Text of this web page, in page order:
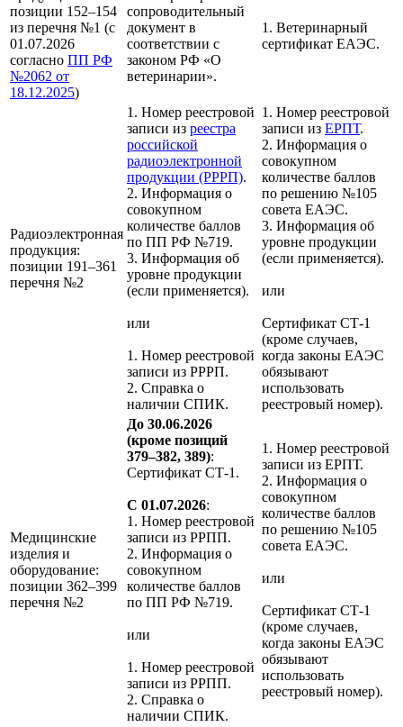
позиции 152–154
из перечня №1 (с
01.07.2026
согласно ПП РФ
№2062 от
18.12.2025)
сопроводительный
документ в
соответствии с
законом РФ «О
ветеринарии».
1. Ветеринарный
сертификат ЕАЭС.
Радиоэлектронная
продукция:
позиции 191–361
перечня №2
1. Номер реестровой
записи из реестра
российской
радиоэлектронной
продукции (РРРП).
2. Информация о
совокупном
количестве баллов
по ПП РФ №719.
3. Информация об
уровне продукции
(если применяется).
или
1. Номер реестровой
записи из РРРП.
2. Справка о
наличии СПИК.
1. Номер реестровой
записи из ЕРПТ.
2. Информация о
совокупном
количестве баллов
по решению №105
совета ЕАЭС.
3. Информация об
уровне продукции
(если применяется).
или
Сертификат СТ-1
(кроме случаев,
когда законы ЕАЭС
обязывают
использовать
реестровый номер).
Медицинские
изделия и
оборудование:
позиции 362–399
перечня №2
До 30.06.2026
(кроме позиций
379–382, 389):
Сертификат СТ-1.
С 01.07.2026:
1. Номер реестровой
записи из РРПП.
2. Информация о
совокупном
количестве баллов
по ПП РФ №719.
или
1. Номер реестровой
записи из РРПП.
2. Справка о
наличии СПИК.
1. Номер реестровой
записи из ЕРПТ.
2. Информация о
совокупном
количестве баллов
по решению №105
совета ЕАЭС.
или
Сертификат СТ-1
(кроме случаев,
когда законы ЕАЭС
обязывают
использовать
реестровый номер).